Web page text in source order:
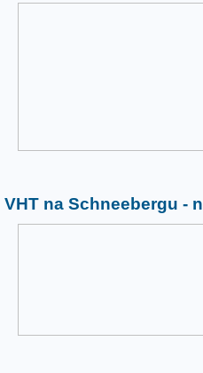
VHT na Schneebergu -